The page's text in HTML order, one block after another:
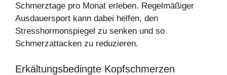
Schmerztage pro Monat erleben. Regelmäßiger
Ausdauersport kann dabei helfen, den
Stresshormonspiegel zu senken und so
Schmerzattacken zu reduzieren.
Erkältungsbedingte Kopfschmerzen